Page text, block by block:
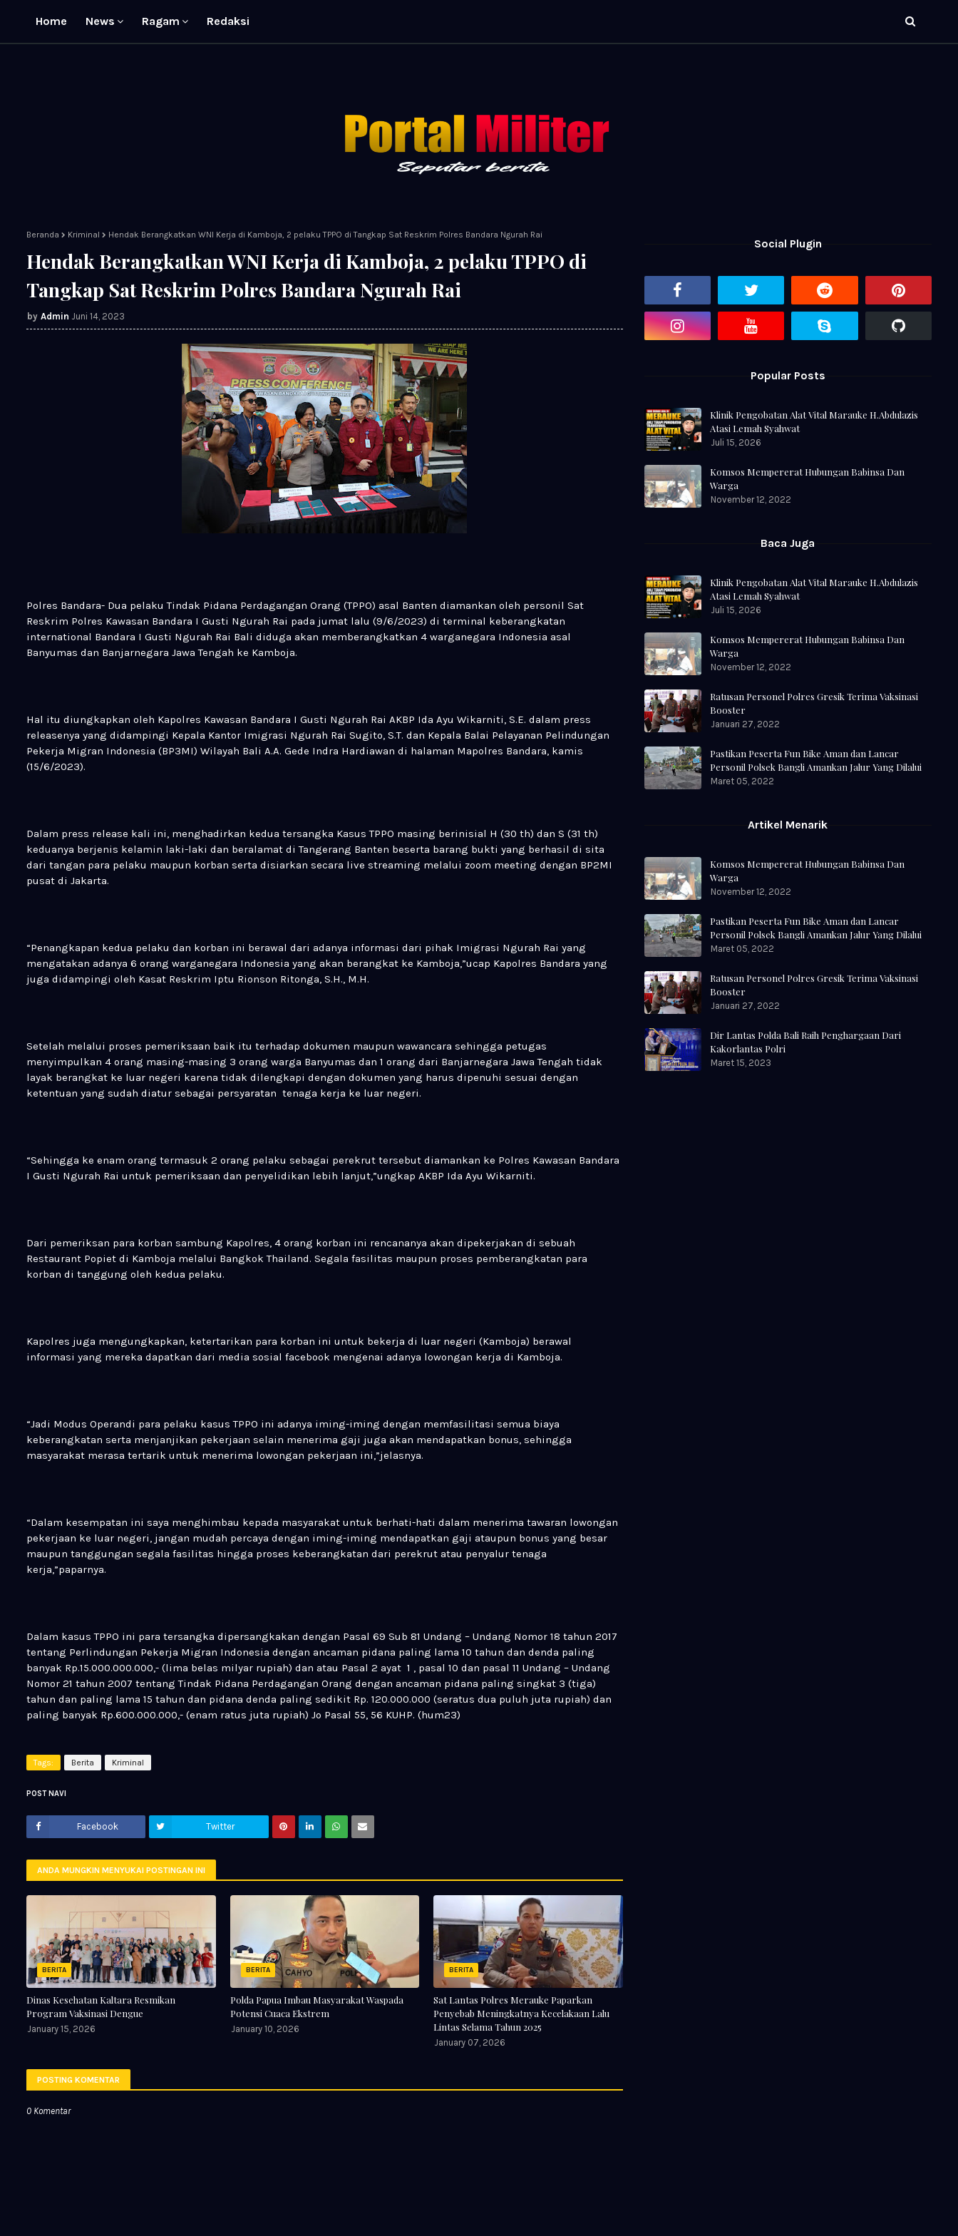
Home News Ragam Redaksi
Beranda Kriminal Hendak Berangkatkan WNI Kerja di Kamboja, 2 pelaku TPPO di Tangkap Sat Reskrim Polres Bandara Ngurah Rai
Hendak Berangkatkan WNI Kerja di Kamboja, 2 pelaku TPPO di
Tangkap Sat Reskrim Polres Bandara Ngurah Rai
Admin Juni 14, 2023
Polres Bandara- Dua pelaku Tindak Pidana Perdagangan Orang (TPPO) asal Banten diamankan oleh personil Sat
Reskrim Polres Kawasan Bandara I Gusti Ngurah Rai pada jumat lalu (9/6/2023) di terminal keberangkatan
international Bandara I Gusti Ngurah Rai Bali diduga akan memberangkatkan 4 warganegara Indonesia asal
Banyumas dan Banjarnegara Jawa Tengah ke Kamboja.
Hal itu diungkapkan oleh Kapolres Kawasan Bandara I Gusti Ngurah Rai AKBP Ida Ayu Wikarniti, S.E. dalam press
releasenya yang didampingi Kepala Kantor Imigrasi Ngurah Rai Sugito, S.T. dan Kepala Balai Pelayanan Pelindungan
Pekerja Migran Indonesia (BP3MI) Wilayah Bali A.A. Gede Indra Hardiawan di halaman Mapolres Bandara, kamis
(15/6/2023).
Dalam press release kali ini, menghadirkan kedua tersangka Kasus TPPO masing berinisial H (30 th) dan S (31 th)
keduanya berjenis kelamin laki-laki dan beralamat di Tangerang Banten beserta barang bukti yang berhasil di sita
dari tangan para pelaku maupun korban serta disiarkan secara live streaming melalui zoom meeting dengan BP2MI
pusat di Jakarta.
“Penangkapan kedua pelaku dan korban ini berawal dari adanya informasi dari pihak Imigrasi Ngurah Rai yang
mengatakan adanya 6 orang warganegara Indonesia yang akan berangkat ke Kamboja,”ucap Kapolres Bandara yang
juga didampingi oleh Kasat Reskrim Iptu Rionson Ritonga, S.H., M.H.
Setelah melalui proses pemeriksaan baik itu terhadap dokumen maupun wawancara sehingga petugas
menyimpulkan 4 orang masing-masing 3 orang warga Banyumas dan 1 orang dari Banjarnegara Jawa Tengah tidak
layak berangkat ke luar negeri karena tidak dilengkapi dengan dokumen yang harus dipenuhi sesuai dengan
ketentuan yang sudah diatur sebagai persyaratan tenaga kerja ke luar negeri.
“Sehingga ke enam orang termasuk 2 orang pelaku sebagai perekrut tersebut diamankan ke Polres Kawasan Bandara
I Gusti Ngurah Rai untuk pemeriksaan dan penyelidikan lebih lanjut,”ungkap AKBP Ida Ayu Wikarniti.
Dari pemeriksan para korban sambung Kapolres, 4 orang korban ini rencananya akan dipekerjakan di sebuah
Restaurant Popiet di Kamboja melalui Bangkok Thailand. Segala fasilitas maupun proses pemberangkatan para
korban di tanggung oleh kedua pelaku.
Kapolres juga mengungkapkan, ketertarikan para korban ini untuk bekerja di luar negeri (Kamboja) berawal
informasi yang mereka dapatkan dari media sosial facebook mengenai adanya lowongan kerja di Kamboja.
“Jadi Modus Operandi para pelaku kasus TPPO ini adanya iming-iming dengan memfasilitasi semua biaya
keberangkatan serta menjanjikan pekerjaan selain menerima gaji juga akan mendapatkan bonus, sehingga
masyarakat merasa tertarik untuk menerima lowongan pekerjaan ini,”jelasnya.
“Dalam kesempatan ini saya menghimbau kepada masyarakat untuk berhati-hati dalam menerima tawaran lowongan
pekerjaan ke luar negeri, jangan mudah percaya dengan iming-iming mendapatkan gaji ataupun bonus yang besar
maupun tanggungan segala fasilitas hingga proses keberangkatan dari perekrut atau penyalur tenaga
kerja,”paparnya.
Dalam kasus TPPO ini para tersangka dipersangkakan dengan Pasal 69 Sub 81 Undang – Undang Nomor 18 tahun 2017
tentang Perlindungan Pekerja Migran Indonesia dengan ancaman pidana paling lama 10 tahun dan denda paling
banyak Rp.15.000.000.000,- (lima belas milyar rupiah) dan atau Pasal 2 ayat 1 , pasal 10 dan pasal 11 Undang – Undang
Nomor 21 tahun 2007 tentang Tindak Pidana Perdagangan Orang dengan ancaman pidana paling singkat 3 (tiga)
tahun dan paling lama 15 tahun dan pidana denda paling sedikit Rp. 120.000.000 (seratus dua puluh juta rupiah) dan
paling banyak Rp.600.000.000,- (enam ratus juta rupiah) Jo Pasal 55, 56 KUHP. (hum23)
Tags: Berita Kriminal
POST NAVI
Facebook Twitter
ANDA MUNGKIN MENYUKAI POSTINGAN INI
BERITA
Dinas Kesehatan Kaltara Resmikan
Program Vaksinasi Dengue
January 15, 2026
BERITA
Polda Papua Imbau Masyarakat Waspada
Potensi Cuaca Ekstrem
January 10, 2026
BERITA
Sat Lantas Polres Merauke Paparkan
Penyebab Meningkatnya Kecelakaan Lalu
Lintas Selama Tahun 2025
January 07, 2026
POSTING KOMENTAR
0 Komentar
Social Plugin
Popular Posts
Klinik Pengobatan Alat Vital Marauke H.Abdulazis
Atasi Lemah Syahwat
Juli 15, 2026
Komsos Mempererat Hubungan Babinsa Dan
Warga
November 12, 2022
Baca Juga
Klinik Pengobatan Alat Vital Marauke H.Abdulazis
Atasi Lemah Syahwat
Juli 15, 2026
Komsos Mempererat Hubungan Babinsa Dan
Warga
November 12, 2022
Ratusan Personel Polres Gresik Terima Vaksinasi
Booster
Januari 27, 2022
Pastikan Peserta Fun Bike Aman dan Lancar
Personil Polsek Bangli Amankan Jalur Yang Dilalui
Maret 05, 2022
Artikel Menarik
Komsos Mempererat Hubungan Babinsa Dan
Warga
November 12, 2022
Pastikan Peserta Fun Bike Aman dan Lancar
Personil Polsek Bangli Amankan Jalur Yang Dilalui
Maret 05, 2022
Ratusan Personel Polres Gresik Terima Vaksinasi
Booster
Januari 27, 2022
Dir Lantas Polda Bali Raih Penghargaan Dari
Kakorlantas Polri
Maret 15, 2023